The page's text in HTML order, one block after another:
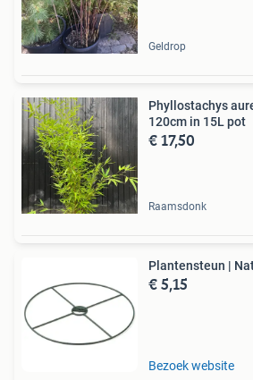
Geldrop
Phyllostachys
120cm in 15L pot
€ 17,50
Raamsdonk
Plantensteun |
€ 5,15
Bezoek website